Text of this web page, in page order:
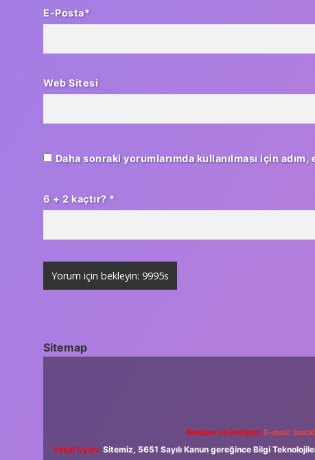
E-Posta*
Web Sitesi
Daha sonraki yorumlarımda kullanılması için
6 + 2 kaçtır? *
Sitemap
Reklam ve İletişim: E-mail:
Yasal Uyarı: Sitemiz, 5651 Sayılı Kanun gereğince Bilgi